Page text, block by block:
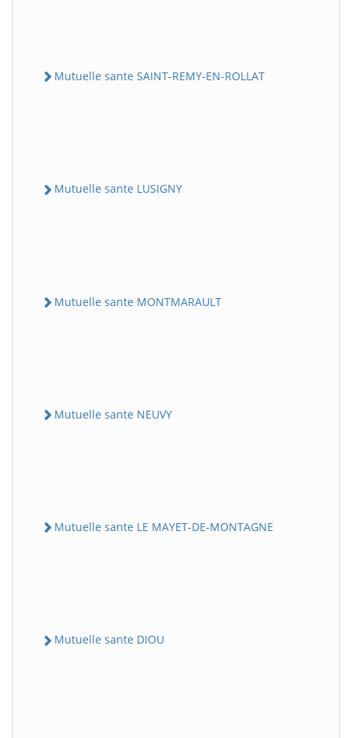
Mutuelle sante SAINT-REMY-EN-ROLLAT
Mutuelle sante LUSIGNY
Mutuelle sante MONTMARAULT
Mutuelle sante NEUVY
Mutuelle sante LE MAYET-DE-MONTAGNE
Mutuelle sante DIOU